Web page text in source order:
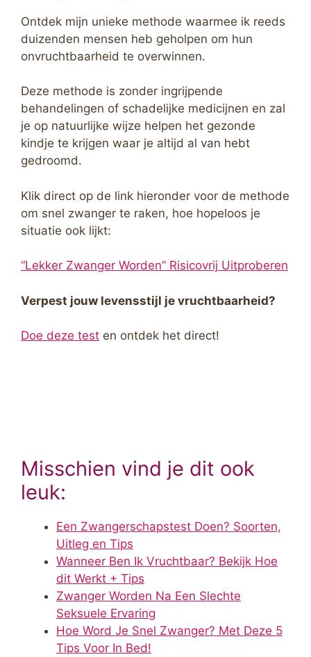
Ontdek mijn unieke methode waarmee ik reeds
duizenden mensen heb geholpen om hun
onvruchtbaarheid te overwinnen.
Deze methode is zonder ingrijpende
behandelingen of schadelijke medicijnen en zal
je op natuurlijke wijze helpen het gezonde
kindje te krijgen waar je altijd al van hebt
gedroomd.
Klik direct op de link hieronder voor de methode
om snel zwanger te raken, hoe hopeloos je
situatie ook lijkt:
“Lekker Zwanger Worden” Risicovrij Uitproberen
Verpest jouw levensstijl je vruchtbaarheid?
Doe deze test en ontdek het direct!
Misschien vind je dit ook
leuk:
Een Zwangerschapstest Doen? Soorten,
Uitleg en Tips
Wanneer Ben Ik Vruchtbaar? Bekijk Hoe
dit Werkt + Tips
Zwanger Worden Na Een Slechte
Seksuele Ervaring
Hoe Word Je Snel Zwanger? Met Deze 5
Tips Voor In Bed!